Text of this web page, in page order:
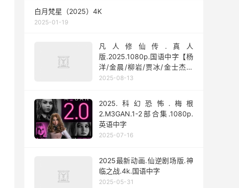
白月梵星（2025）4K
2025-01-19
凡人修仙传.真人
版.2025.1080p.国语中字【杨
洋/金晨/柳岩/贾冰/金士杰】
【全30集】
2025-08-13
2025.科幻恐怖.梅根
2.M3GAN.1-2部合集.1080p.
英语中字
2025-07-16
2025最新动画.仙逆剧场版.神
临之战.4k.国语中字
2025-05-31